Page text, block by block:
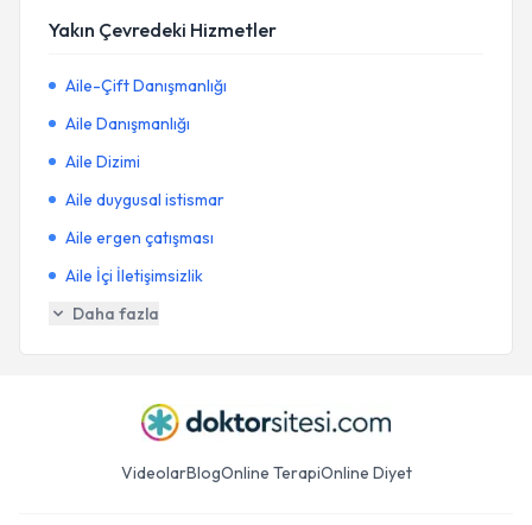
Yakın Çevredeki Hizmetler
Aile-Çift Danışmanlığı
Aile Danışmanlığı
Aile Dizimi
Aile duygusal istismar
Aile ergen çatışması
Aile İçi İletişimsizlik
Daha fazla
VideolarBlogOnline TerapiOnline Diyet